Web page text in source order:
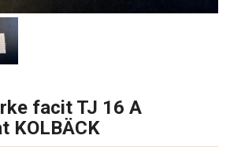
facit TJ 16 A
KOLBÄCK